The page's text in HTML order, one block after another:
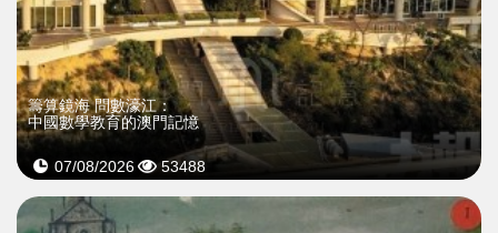
籌算鏡海 問數濠江：
中國數學教育的澳門記憶
07/08/2026 53488